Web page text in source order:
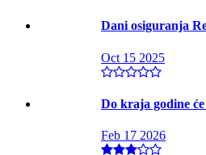
Dani osiguranja
Oct 15 2025
Do kraja godine
Feb 17 2026